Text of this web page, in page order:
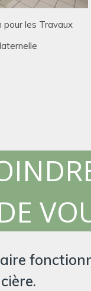
pour les Travaux